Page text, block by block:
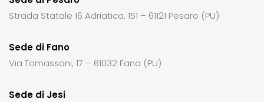
Strada Statale 16 Adriatica, 151 – 61121 Pesaro (PU)
Sede di Fano
Via Tomassoni, 17 – 61032 Fano (PU)
Sede di Jesi